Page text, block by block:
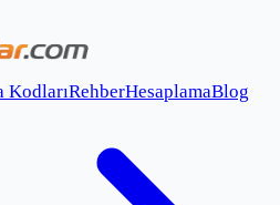
KodlarıRehberHesaplamaBlog